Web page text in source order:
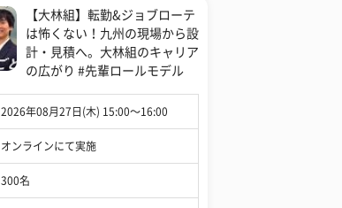
【大林組】転勤&ジョブローテ
は怖くない！九州の現場から設
計・見積へ。大林組のキャリア
の広がり #先輩ロールモデル
2026年08月27日(木) 15:00〜16:00
オンラインにて実施
300名